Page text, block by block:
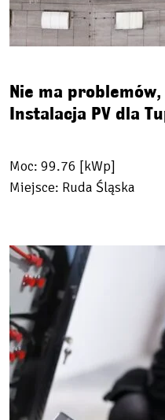
Nie ma
Instalacja PV dla
Moc: 99.76 [kWp]
Miejsce: Ruda Śląska